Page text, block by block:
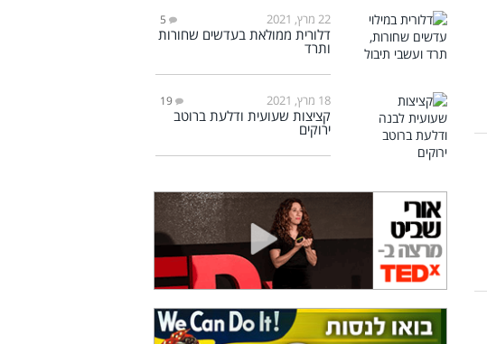
22 מרץ, 2021 5
דלורית ממולאת בעדשים שחורות
ותרד
18 מרץ, 2021 19
קציצות שעועית ודלעת ברוטב
ירוקים